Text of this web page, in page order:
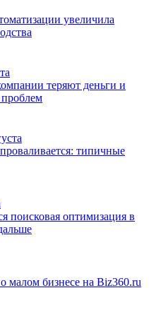
увеличила
теряют деньги и
проблем
типичные
поисковая оптимизация в
малом бизнесе на Biz360.ru